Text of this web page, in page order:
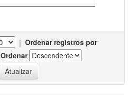
| Ordenar registros por
Ordenar